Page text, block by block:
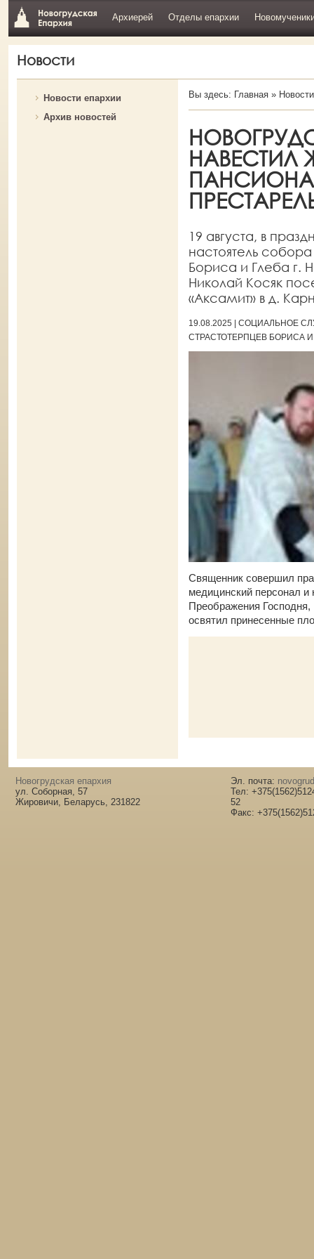
Архиерей Отделы епархии
Новости
Новости епархии
Архив новостей
Вы здесь: Главная» Новости
НАВЕСТИЛ
19 августа, в
настоятель собора
Бориса и Глеба г.
Николай Косяк
«Аксамит» в д.
19.08.2025 | СОЦИАЛЬНОЕ
СТРАСТОТЕРПЦЕВ БОРИСА
Священник совершил
медицинский персонал и
Преображения
освятил принесенные
Новогрудская епархия
ул. Соборная, 57
Жировичи, Беларусь, 231822
Эл. почта:
Тел:
52
Факс: